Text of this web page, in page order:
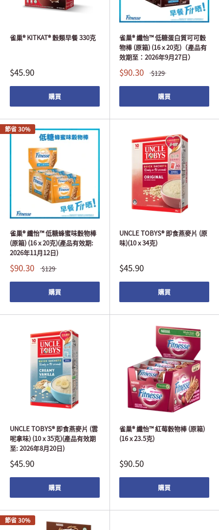
雀巢® KITKAT® 穀類早餐 330克
$45.90
購買
雀巢® 纖怡™ 低糖蛋白質可可穀
物棒 (原箱) (16 x 20克)（產品有
效期至：2026年9月27日）
$90.30 $129
購買
節省 30%
雀巢® 纖怡™ 低糖蜂蜜味穀物棒
(原箱) (16 x 20克)(產品有效期:
2026年11月12日)
$90.30 $129
購買
UNCLE TOBYS® 即食燕麥片 (原
味)(10 x 34克)
$45.90
購買
UNCLE TOBYS® 即食燕麥片 (雲
呢拿味) (10 x 35克)(產品有效期
至: 2026年8月20日)
$45.90
購買
雀巢® 纖怡™ 紅莓穀物棒 (原箱)
(16 x 23.5克)
$90.50
購買
節省 30%